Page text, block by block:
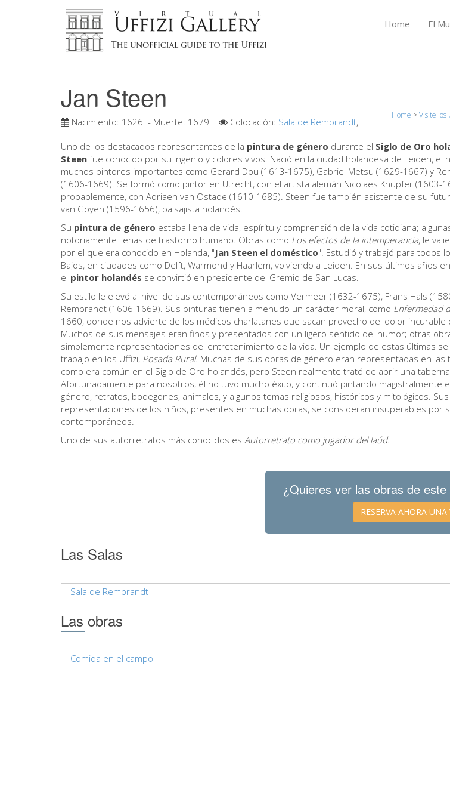
Home El
Jan Steen
Home >Visite los
Nacimiento: 1626 - Muerte: 1679 Colocación: Sala de Rembrandt,
Uno de los destacados representantes de la pintura de género durante el Siglo de Oro
Steen fue conocido por su ingenio y colores vivos. Nació en la ciudad holandesa de Leiden, el
muchos pintores importantes como Gerard Dou (1613-1675), Gabriel Metsu (1629-1667) y
(1606-1669). Se formó como pintor en Utrecht, con el artista alemán Nicolaes Knupfer (1603-
probablemente, con Adriaen van Ostade (1610-1685). Steen fue también asistente de su
van Goyen (1596-1656), paisajista holandés.
Su pintura de género estaba llena de vida, espíritu y comprensión de la vida cotidiana;
notoriamente llenas de trastorno humano. Obras como Los efectos de la intemperancia, le
por el que era conocido en Holanda, "Jan Steen el doméstico". Estudió y trabajó para todos
Bajos, en ciudades como Delft, Warmond y Haarlem, volviendo a Leiden. En sus últimos años
el pintor holandés se convirtió en presidente del Gremio de San Lucas.
Su estilo le elevó al nivel de sus contemporáneos como Vermeer (1632-1675), Frans Hals
Rembrandt (1606-1669). Sus pinturas tienen a menudo un carácter moral, como Enfermedad
1660, donde nos advierte de los médicos charlatanes que sacan provecho del dolor incurable
Muchos de sus mensajes eran finos y presentados con un ligero sentido del humor; otras
simplemente representaciones del entretenimiento de la vida. Un ejemplo de estas últimas
trabajo en los Uffizi, Posada Rural. Muchas de sus obras de género eran representadas en las
como era común en el Siglo de Oro holandés, pero Steen realmente trató de abrir una
Afortunadamente para nosotros, él no tuvo mucho éxito, y continuó pintando magistralmente
género, retratos, bodegones, animales, y algunos temas religiosos, históricos y mitológicos. Sus
representaciones de los niños, presentes en muchas obras, se consideran insuperables por
contemporáneos.
Uno de sus autorretratos más conocidos es Autorretrato como jugador del laúd.
¿Quieres ver las obras de
RESERVA AHORA UNA
Las Salas
Sala de Rembrandt
Las obras
Comida en el campo